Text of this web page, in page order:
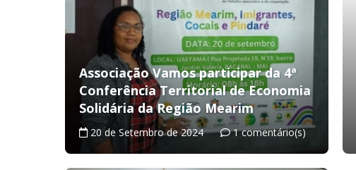
Associação Vamos participar da 4ª
Conferência Territorial de Economia
Solidária da Região Mearim
20 de Setembro de 2024 1 comentário(s)